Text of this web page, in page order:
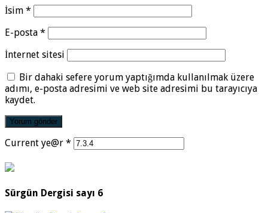
İsim *
E-posta *
İnternet sitesi
Bir dahaki sefere yorum yaptığımda kullanılmak üzere
adımı, e-posta adresimi ve web site adresimi bu tarayıcıya
kaydet.
Current ye@r *
Sürgün Dergisi sayı 6